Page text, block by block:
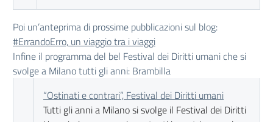
Poi un’anteprima di prossime pubblicazioni sul blog:
#ErrandoErro, un viaggio tra i viaggi
Infine il programma del bel Festival dei Diritti umani che si
svolge a Milano tutti gli anni: Brambilla
“Ostinati e contrari”, Festival dei Diritti umani
Tutti gli anni a Milano si svolge il Festival dei Diritti